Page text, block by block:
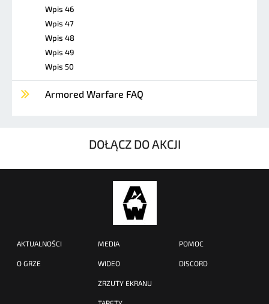
Wpis 46
Wpis 47
Wpis 48
Wpis 49
Wpis 50
Armored Warfare FAQ
DOŁĄCZ DO AKCJI
AKTUALNOŚCI
O GRZE
MEDIA
WIDEO
ZRZUTY EKRANU
POMOC
DISCORD